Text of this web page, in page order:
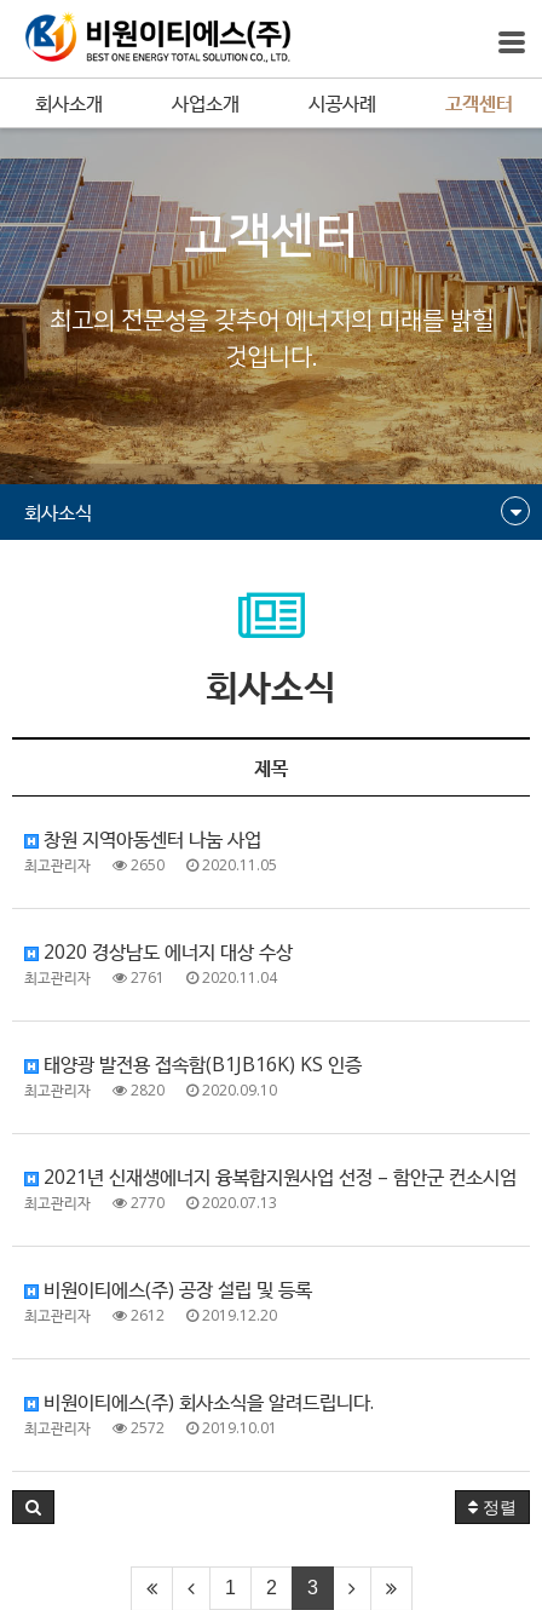
회사소개 사업소개 시공사례 고객센터
고객센터
최고의 전문성을 갖추어 에너지의 미래를 밝힐
것입니다.
회사소식
회사소식
제목
창원 지역아동센터 나눔 사업
최고관리자 2650 2020.11.05
2020 경상남도 에너지 대상 수상
최고관리자 2761 2020.11.04
태양광 발전용 접속함(B1JB16K) KS 인증
최고관리자 2820 2020.09.10
2021년 신재생에너지 융복합지원사업 선정 – 함안군 컨소시엄
최고관리자 2770 2020.07.13
비원이티에스(주) 공장 설립 및 등록
최고관리자 2612 2019.12.20
비원이티에스(주) 회사소식을 알려드립니다.
최고관리자 2572 2019.10.01
정렬
1 2 3